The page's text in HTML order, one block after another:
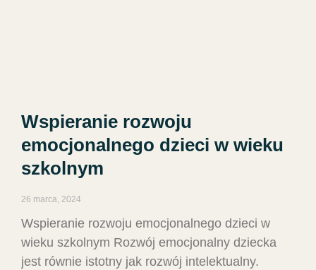
Wspieranie rozwoju
emocjonalnego dzieci w wieku
szkolnym
26 marca, 2024
Wspieranie rozwoju emocjonalnego dzieci w
wieku szkolnym Rozwój emocjonalny dziecka
jest równie istotny jak rozwój intelektualny.